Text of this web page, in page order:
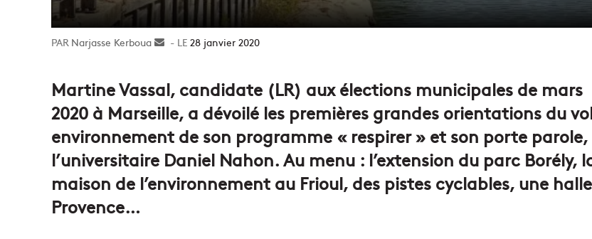
Narjasse Kerboua
Envoyer28 janvier 2020
Martine Vassal, candidate (LR) aux élections municipales de mars
2020 à Marseille, a dévoilé les premières grandes orientations du
environnement de son programme « respirer » et son porte parole,
l’universitaire Daniel Nahon. Au menu : l’extension du parc Borély,
maison de l’environnement au Frioul, des pistes cyclables, une
Provence…